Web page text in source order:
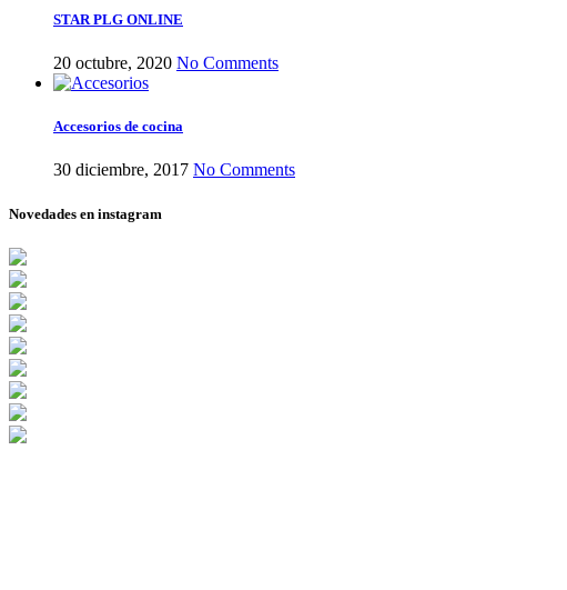
STAR PLG ONLINE
20 octubre, 2020 No Comments
Accesorios de cocina
30 diciembre, 2017 No Comments
Novedades en instagram